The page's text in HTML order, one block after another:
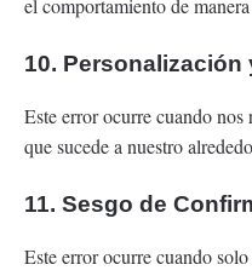
el comportamiento de
10. Personalización
Este error ocurre cuando
que sucede a nuestro
11. Sesgo de
Este error ocurre cuando